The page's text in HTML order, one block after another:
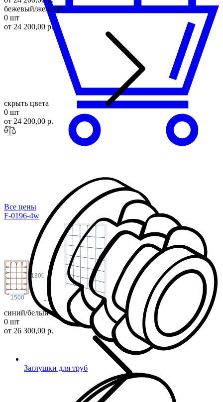
Заглушки для труб
бежевый/желтый
0 шт
от 24 200,00 р.
скрыть цвета
0 шт
от 24 200,00 р.
Все цены
F-0196-4w
1800
1500
синий/белый
0 шт
от 26 300,00 р.